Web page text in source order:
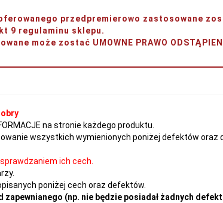
przedpremierowo zastosowane
9 regulaminu sklepu.
może zostać UMOWNE PRAWO
na stronie każdego produktu.
wszystkich wymienionych poniżej defektów oraz
ich cech.
poniżej cech oraz defektów.
(np. nie będzie posiadał żadnych